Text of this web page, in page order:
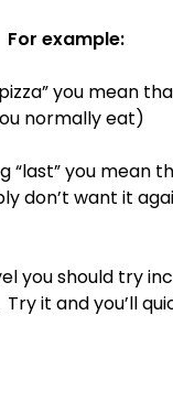
For example:
you mean
normally eat)
“last” you mean
don’t want it
you should try
it and you’ll